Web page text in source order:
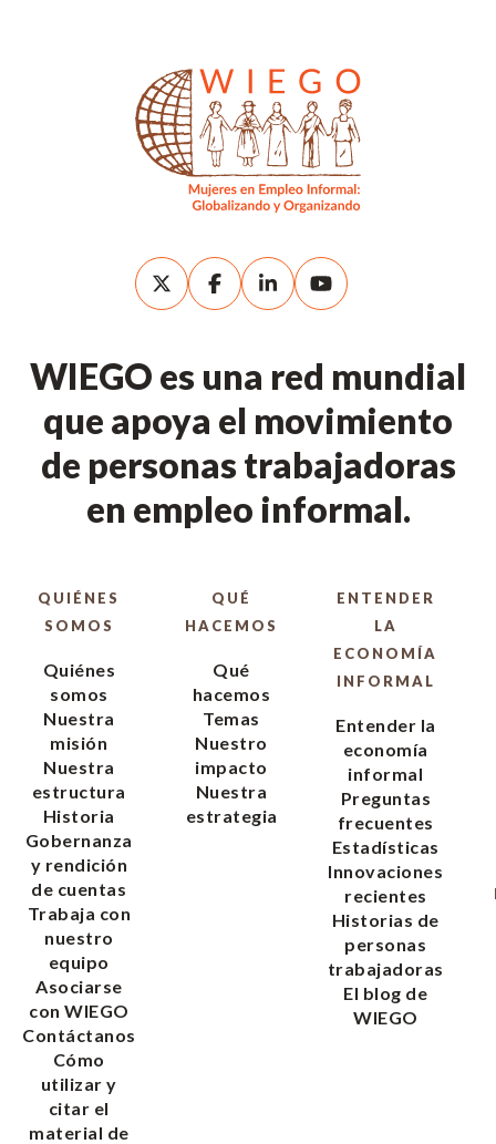
WIEGO es una red mundial
que apoya el movimiento
de personas trabajadoras
en empleo informal.
QUIÉNES
SOMOS
Quiénes
somos
Nuestra
misión
Nuestra
estructura
Historia
Gobernanza
y rendición
de cuentas
Trabaja con
nuestro
equipo
Asociarse
con WIEGO
Contáctanos
Cómo
utilizar y
citar el
material de
QUÉ
HACEMOS
Qué
hacemos
Temas
Nuestro
impacto
Nuestra
estrategia
ENTENDER
LA
ECONOMÍA
INFORMAL
Entender la
economía
informal
Preguntas
frecuentes
Estadísticas
Innovaciones
recientes
Historias de
personas
trabajadoras
El blog de
WIEGO